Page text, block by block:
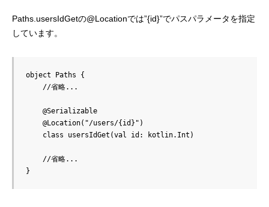
Paths.usersIdGetの@Locationでは”{id}”でパスパラメータを指定
しています。
object Paths {
    //省略...
    @Serializable
    @Location("/users/{id}")
    class usersIdGet(val id: kotlin.Int)
    //省略...